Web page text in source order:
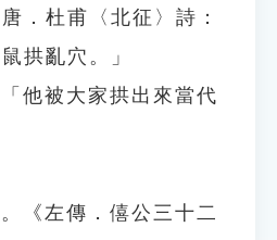
．杜甫〈北征〉詩：
拱亂穴。」
他被大家拱出來當代
《左傳．僖公三十二